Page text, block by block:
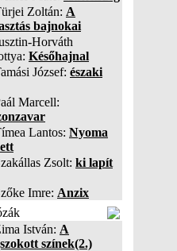
Zoltán: A
bajnokai
Horváth
Későhajnal
József: északi
Marcell:
Lantos: Nyoma
Zsolt: ki lapít
Imre: Anzix
István: A
színek(2.)